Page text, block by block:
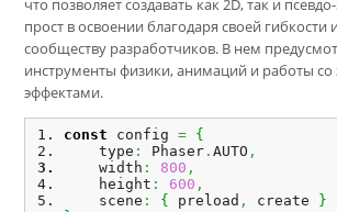
что позволяет создавать как 2D, так и
прост в освоении благодаря своей
сообществу разработчиков. В нем
инструменты физики, анимаций и работы
эффектами.
const config = {
    type
: Phaser .AUTO ,
    width
: 800 ,
    height
: 600 ,
    scene
: { preload , create }